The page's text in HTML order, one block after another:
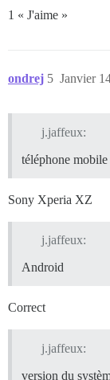
1 « J'aime »
ondrej Janvier
5
j.jaffeux:
téléphone mobile
Sony Xperia XZ
j.jaffeux:
Android
Correct
j.jaffeux:
version du